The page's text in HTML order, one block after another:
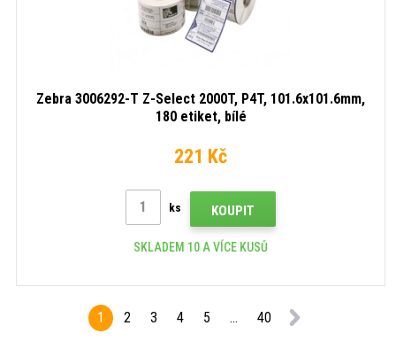
Zebra 3006292-T Z-Select 2000T, P4T, 101.6x101.6mm,
180 etiket, bílé
221 Kč
ks KOUPIT
SKLADEM 10 A VÍCE KUSŮ
1 2 3 4 5 ... 40